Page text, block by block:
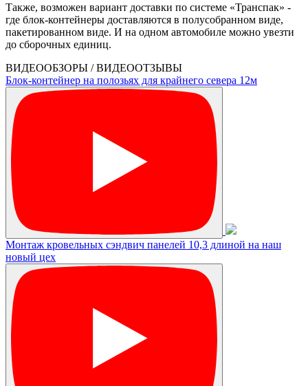
Также, возможен вариант доставки по системе «Транспак» -
где блок-контейнеры доставляются в полусобранном виде,
пакетированном виде. И на одном автомобиле можно увезти
до сборочных единиц.
ВИДЕООБЗОРЫ / ВИДЕООТЗЫВЫ
Блок-контейнер на полозьях для крайнего севера 12м
Монтаж кровельных сэндвич панелей 10,3 длиной на наш
новый цех